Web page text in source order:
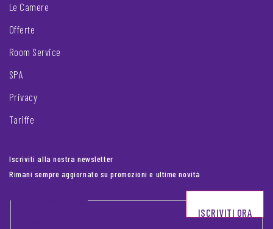
Le Camere
Offerte
Room Service
SPA
Privacy
Tariffe
Iscriviti alla nostra newsletter
Rimani sempre aggiornato su promozioni e ultime novità
Footer newsletter
ISCRIVITI ORA